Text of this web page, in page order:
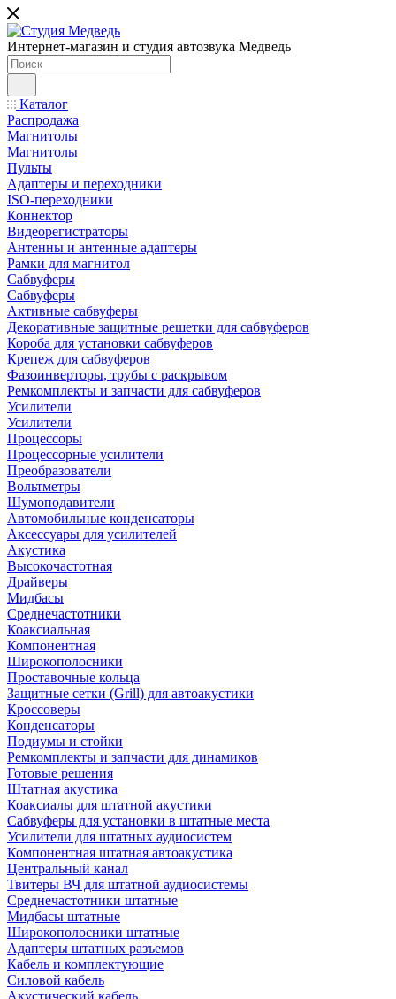
Интернет-магазин и студия автозвука Медведь
Каталог
Распродажа
Магнитолы
Магнитолы
Пульты
Адаптеры и переходники
ISO-переходники
Коннектор
Видеорегистраторы
Антенны и антенные адаптеры
Рамки для магнитол
Сабвуферы
Сабвуферы
Активные сабвуферы
Декоративные защитные решетки для сабвуферов
Короба для установки сабвуферов
Крепеж для сабвуферов
Фазоинверторы, трубы с раскрывом
Ремкомплекты и запчасти для сабвуферов
Усилители
Усилители
Процессоры
Процессорные усилители
Преобразователи
Вольтметры
Шумоподавители
Автомобильные конденсаторы
Аксессуары для усилителей
Акустика
Высокочастотная
Драйверы
Мидбасы
Среднечастотники
Коаксиальная
Компонентная
Широкополосники
Проставочные кольца
Защитные сетки (Grill) для автоакустики
Кроссоверы
Конденсаторы
Подиумы и стойки
Ремкомплекты и запчасти для динамиков
Готовые решения
Штатная акустика
Коаксиалы для штатной акустики
Сабвуферы для установки в штатные места
Усилители для штатных аудиосистем
Компонентная штатная автоакустика
Центральный канал
Твитеры ВЧ для штатной аудиосистемы
Среднечастотники штатные
Мидбасы штатные
Широкополосники штатные
Адаптеры штатных разъемов
Кабель и комплектующие
Силовой кабель
Акустический кабель